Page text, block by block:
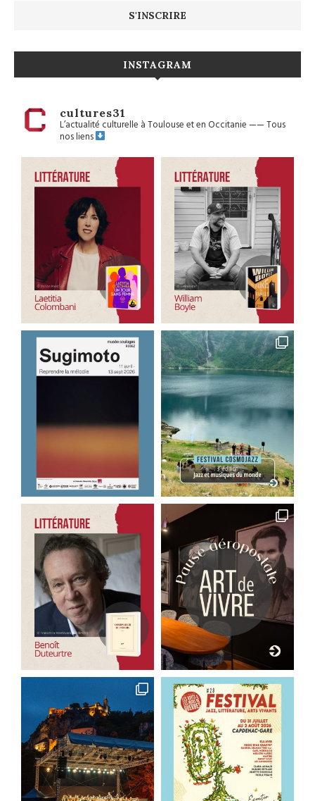
INSTAGRAM
cultures31
L’actualité culturelle à Toulouse et en Occitanie——Tous
nos liens